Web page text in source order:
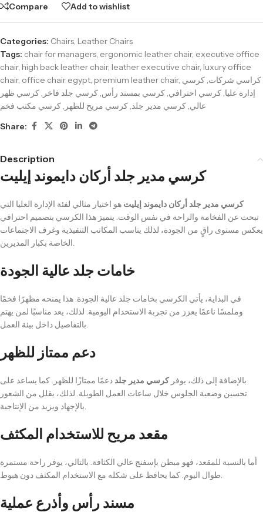
Compare Add to wishlist
Categories: Chairs, Leather Chairs
Tags: chair for managers, ergonomic leather chair, executive office
chair, high back leather chair, leather executive chair, luxury office
chair, office chair egypt, premium leather chair, كراسي شركات, كرسي
إدارة عليا, كرسي احترافي, كرسي بمسند رأس, كرسي جلد فاخر , كرسي ظهر
عالي, كرسي مدير جلد, كرسي مريح للظهر , كرسي مكتب فخم
Share:
Description
كرسي مدير جلد أركان دايموند إيليت
كرسي مدير جلد أركان دايموند إيليت هو اختيار مثالي لفئة الإدارة العليا التي
تبحث عن الفخامة والراحة في نفس الوقت. يتميز هذا الكرسي بتصميم احترافي
يعكس مستوى راقٍ من الجودة، لذلك يناسب المكاتب التنفيذية وغرف الاجتماعات
الخاصة بكبار المديرين.
خامات جلد عالية الجودة
في البداية، يأتي الكرسي بخامات جلد عالية الجودة. هذا يمنحه مظهرًا فخمًا
وملمسًا ناعمًا يعزز من تجربة الاستخدام اليومية. لذلك، يعد مناسبًا لمن يهتم
بالتفاصيل داخل بيئة العمل.
دعم ممتاز للظهر
بالإضافة إلى ذلك، يوفركرسي مدير جلد دعمًا ممتازًا للظهر. كما يساعد على
تحسين وضعية الجلوس خلال ساعات العمل الطويلة. لذلك، يقلل من الشعور
بالإجهاد ويزيد من الإنتاجية.
مقعد مريح للاستخدام المكثف
أما بالنسبة للمقعد، فهو مبطن بإسفنج عالي الكثافة. بالتالي، يوفر راحة مستمرة
طوال اليوم. كما يحافظ على شكله مع الاستخدام المكثف دون هبوط.
مسند رأس وأذرع عملية